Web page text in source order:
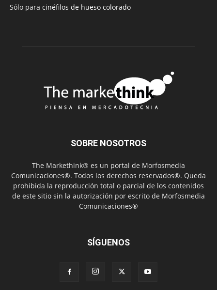
Sólo para cinéfilos de hueso colorado
SOBRE NOSOTROS
The Markethink® es un portal de Morfosmedia
Comunicaciones®. Todos los derechos reservados®. Queda
prohibida la reproducción total o parcial de los contenidos
de este sitio sin la autorización por escrito de Morfosmedia
Comunicaciones®
SÍGUENOS